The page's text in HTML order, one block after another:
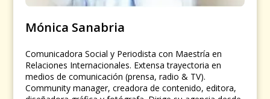
Mónica Sanabria
Comunicadora Social y Periodista con Maestría en
Relaciones Internacionales. Extensa trayectoria en
medios de comunicación (prensa, radio & TV).
Community manager, creadora de contenido, editora,